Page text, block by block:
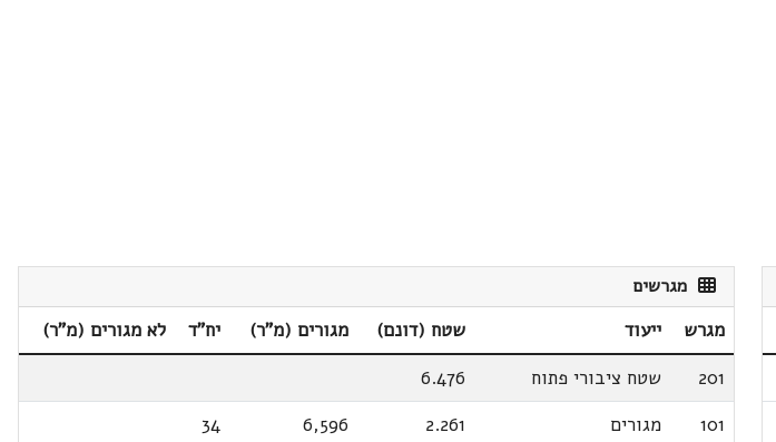
מגרשים
מגרש ייעוד שטח (דונם) מגורים (מ"ר) יח"ד
לא מגורים (מ"ר)
201
שטח ציבורי פתוח
6.476
101
מגורים 2.261
6,596
34